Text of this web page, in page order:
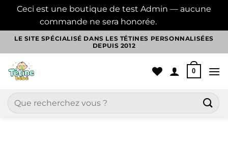
Ceci est une boutique de test Admin — aucune
commande ne sera honorée.
Passer
contenu
LE SITE SPÉCIALISÉ DANS LES TÉTINES PERSONNALISÉES
DEPUIS 2012
0
Recherche
pour :